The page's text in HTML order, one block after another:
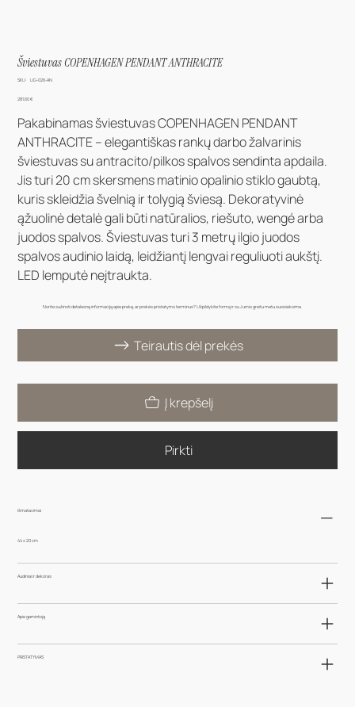
Šviestuvas COPENHAGEN PENDANT ANTHRACITE
SKU:
SKU
026-
LIG-026-AN
Kaina
281,60 €
Pakabinamas šviestuvas COPENHAGEN PENDANT
ANTHRACITE – elegantiškas rankų darbo žalvarinis
šviestuvas su antracito/pilkos spalvos sendinta apdaila.
Jis turi 20 cm skersmens matinio opalinio stiklo gaubtą,
kuris skleidžia švelnią ir tolygią šviesą. Dekoratyvinė
ąžuolinė detalė gali būti natūralios, riešuto, wengé arba
juodos spalvos. Šviestuvas turi 3 metrų ilgio juodos
spalvos audinio laidą, leidžiantį lengvai reguliuoti aukštį.
LED lemputė neįtraukta.
Norite sužinoti detalesnę informaciją apie prekę, ar prekės pristatymo terminus? Užpildykite formą ir su Jumis greitu metu susisieksime.
Teirautis dėl prekės
Į krepšelį
Pirkti
Išmatavimai
44 x 20 cm
Audiniai ir dekoras
Apie gamintoją
PRISTATYMAS